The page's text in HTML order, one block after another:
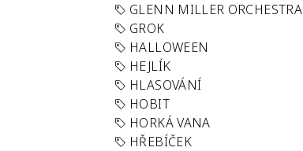
GLENN MILLER ORCHESTRA
GROK
HALLOWEEN
HEJLÍK
HLASOVÁNÍ
HOBIT
HORKÁ VANA
HŘEBÍČEK